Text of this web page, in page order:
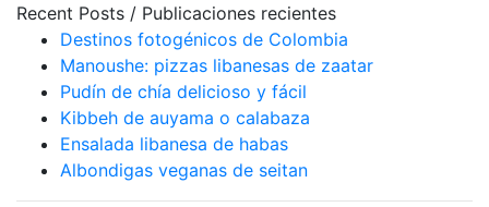
Recent Posts / Publicaciones recientes
Destinos fotogénicos de Colombia
Manoushe: pizzas libanesas de zaatar
Pudín de chía delicioso y fácil
Kibbeh de auyama o calabaza
Ensalada libanesa de habas
Albondigas veganas de seitan